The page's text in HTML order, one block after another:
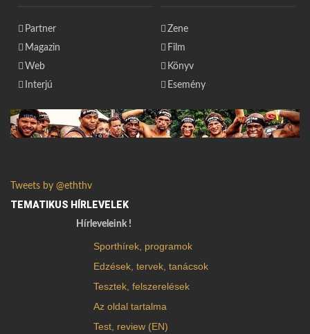
Partner
Magazin
Web
Interjú
Zene
Film
Könyv
Esemény
Tweets by @eththv
TEMATIKUS HÍRLEVELEK
Hírleveleink !
Sporthírek, programok
Edzések, tervek, tanácsok
Tesztek, felszerelések
Az oldal tartalma
Test, review (EN)